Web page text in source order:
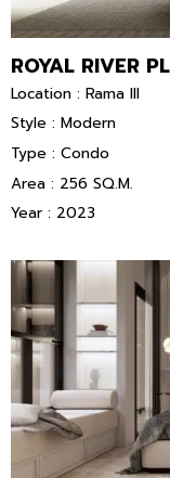
ROYAL RIVER
Location : Rama III
Style : Modern
Type : Condo
Area : 256 SQ.M.
Year : 2023